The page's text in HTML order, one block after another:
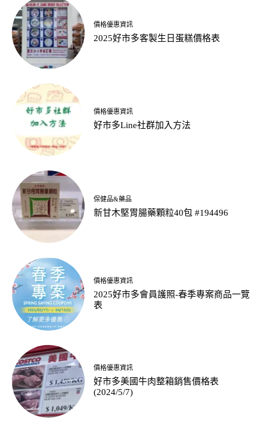
價格優惠資訊
2025好市多客製生日蛋糕價格表
價格優惠資訊
好市多Line社群加入方法
保健品&藥品
新甘木堅胃腸藥顆粒40包 #194496
價格優惠資訊
2025好市多會員護照-春季專案商品一覽
表
價格優惠資訊
好市多美國牛肉整箱銷售價格表
(2024/5/7)